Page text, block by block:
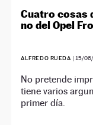
Cuatro cosas
no del Opel
ALFREDO RUEDA | 15/
No pretende
tiene varios
primer día.